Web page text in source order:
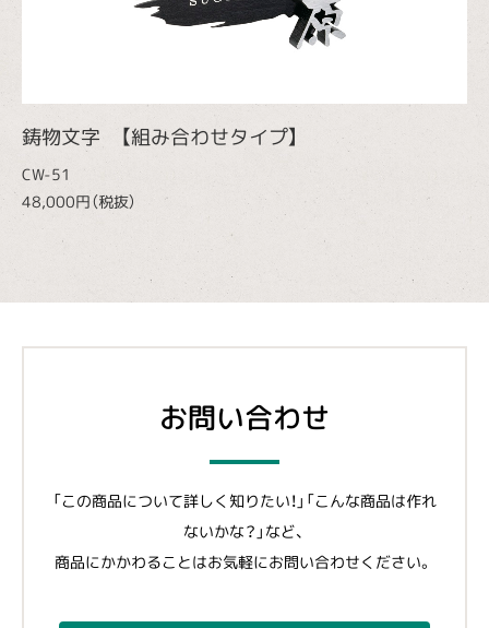
鋳物文字 【組み合わせタイプ】
CW-51
48,000円（税抜）
お問い合わせ
「この商品について詳しく知りたい！」「こんな商品は作れ
ないかな？」など、
商品にかかわることはお気軽にお問い合わせください。